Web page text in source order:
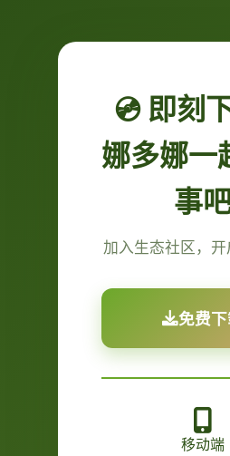
💿 即刻
娜多娜一
事
加入生态社区，
免费
移动端